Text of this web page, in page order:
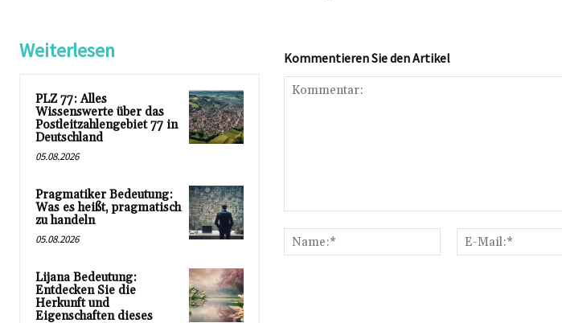
Weiterlesen
PLZ 77: Alles
Wissenswerte über das
Postleitzahlengebiet 77 in
Deutschland
05.08.2026
Pragmatiker Bedeutung:
Was es heißt, pragmatisch
zu handeln
05.08.2026
Lijana Bedeutung:
Entdecken Sie die
Herkunft und
Eigenschaften dieses
Kommentieren Sie den Artikel
Name:*